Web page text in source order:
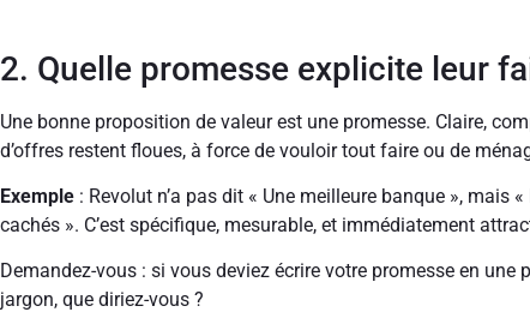
2. Quelle promesse explicite leur
Une bonne proposition de valeur est une promesse. Claire,
d’offres restent floues, à force de vouloir tout faire ou de
Exemple : Revolut n’a pas dit « Une meilleure banque », mais
cachés ». C’est spécifique, mesurable, et immédiatement
Demandez-vous : si vous deviez écrire votre promesse en une
jargon, que diriez-vous ?